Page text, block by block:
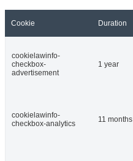
Cookie Duration
cookielawinfo-
checkbox-
advertisement
1 year
cookielawinfo-
checkbox-analytics
11 months